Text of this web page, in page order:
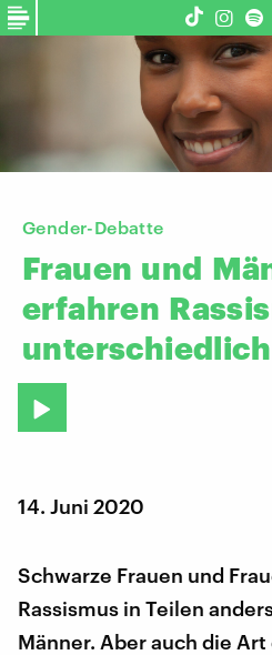
Gender-Debatte
Frauen und
erfahren
unterschiedlich
14. Juni 2020
Schwarze Frauen und
Rassismus in Teilen
Männer. Aber auch die Art